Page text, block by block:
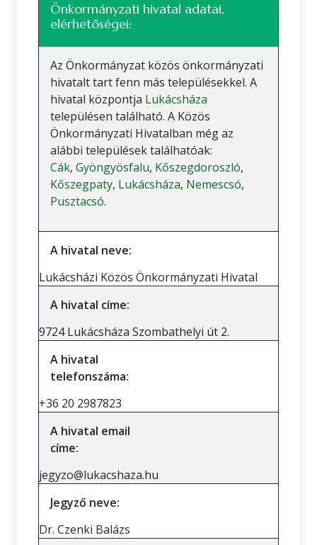
Önkormányzati hivatal adatai,
elérhetőségei:
Az Önkormányzat közös önkormányzati
hivatalt tart fenn más településekkel. A
hivatal központja Lukácsháza
településen található. A Közös
Önkormányzati Hivatalban még az
alábbi települések találhatóak:
Cák, Gyöngyösfalu, Kőszegdoroszló,
Kőszegpaty, Lukácsháza, Nemescsó,
Pusztacsó.
A hivatal neve:
Lukácsházi Közös Önkormányzati Hivatal
A hivatal címe:
9724 Lukácsháza Szombathelyi út 2.
A hivatal
telefonszáma:
+36 20 2987823
A hivatal email
címe:
jegyzo@lukacshaza.hu
Jegyző neve:
Dr. Czenki Balázs